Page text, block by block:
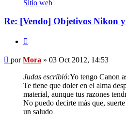
Sitio web
Re: [Vendo] Objetivos Nikon y
Mensaje
porMora » 03 Oct 2012, 14:53
Judas escribió:Yo tengo Canon
Te tiene que doler en el alma
material, aunque tus razones
No puedo decirte más que,
un saludo